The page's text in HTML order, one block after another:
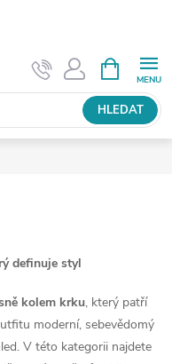
HLEDAT
NÁKUPNÍ
KOŠÍK
definuje styl
kolem krku, který patří
moderní, sebevědomý
V této kategorii najdete